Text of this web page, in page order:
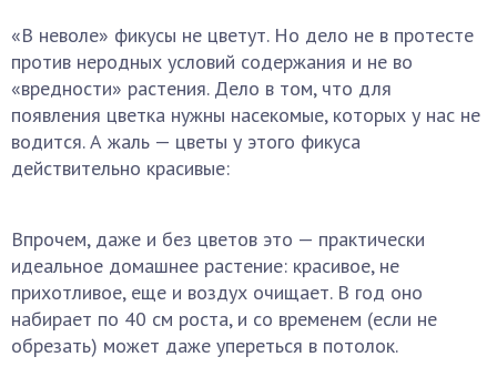
«В неволе» фикусы не цветут. Но дело не в протесте
против неродных условий содержания и не во
«вредности» растения. Дело в том, что для
появления цветка нужны насекомые, которых у нас не
водится. А жаль — цветы у этого фикуса
действительно красивые:
Впрочем, даже и без цветов это — практически
идеальное домашнее растение: красивое, не
прихотливое, еще и воздух очищает. В год оно
набирает по 40 см роста, и со временем (если не
обрезать) может даже упереться в потолок.